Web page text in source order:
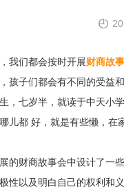
我们都会按时开展财商故
孩子们都会有不同的受益
，七岁半，就读于中天小
儿都 好，就是有些懒，在
的财商故事会中设计了一
性以及明白自己的权利和